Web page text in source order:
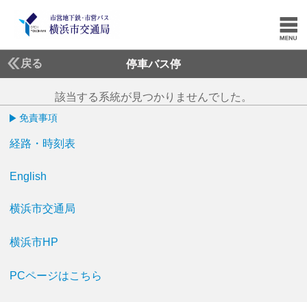
戻る 停車バス停
該当する系統が見つかりませんでした。
免責事項
経路・時刻表
English
横浜市交通局
横浜市HP
PCページはこちら